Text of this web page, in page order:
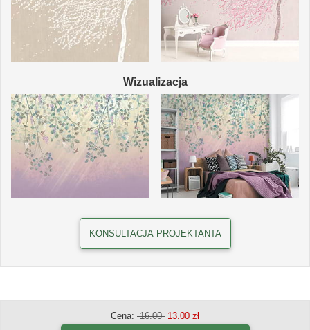
Wizualizacja
KONSULTACJA PROJEKTANTA
Cena: 16.00 13.00 zł